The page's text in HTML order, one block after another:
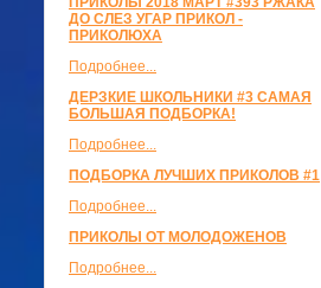
ДО СЛЕЗ УГАР ПРИКОЛ -
ПРИКОЛЮХА
Подробнее...
ДЕРЗКИЕ ШКОЛЬНИКИ #3 САМАЯ
БОЛЬШАЯ ПОДБОРКА!
Подробнее...
ПОДБОРКА ЛУЧШИХ ПРИКОЛОВ #1
Подробнее...
ПРИКОЛЫ ОТ МОЛОДОЖЕНОВ
Подробнее...